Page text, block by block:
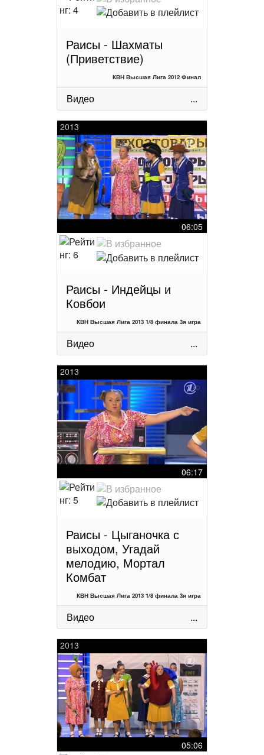
Раисы - Шахматы
(Приветствие)
КВН Высшая Лига 2012 Финал
Видео ...
2013
06:05
Раисы - Индейцы и
Ковбои
КВН Высшая Лига 2013 1/8 финала 3я игра
Видео ...
2013
06:17
Раисы - Цыганочка с
выходом, Угадай
мелодию, Мортал
Комбат
КВН Высшая Лига 2013 1/8 финала 3я игра
Видео ...
2013
05:06